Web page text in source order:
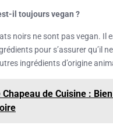
il toujours vegan ?
noirs ne sont pas vegan. Il
pour s’assurer qu’il
ingrédients d’origine
Chapeau de Cuisine :